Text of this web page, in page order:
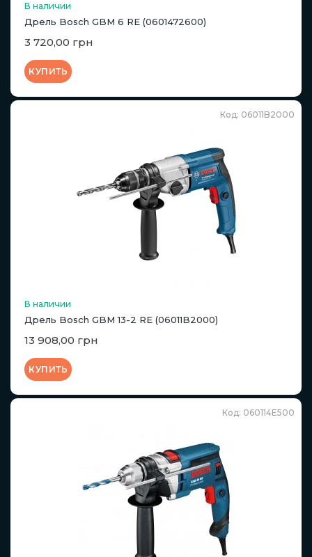
В наличии
Дрель Bosch GBM 6 RE (0601472600)
3 720,00 грн
КУПИТЬ
Код: 06011B2000
В наличии
Дрель Bosch GBM 13-2 RE (06011B2000)
13 908,00 грн
КУПИТЬ
Код: 060114E500